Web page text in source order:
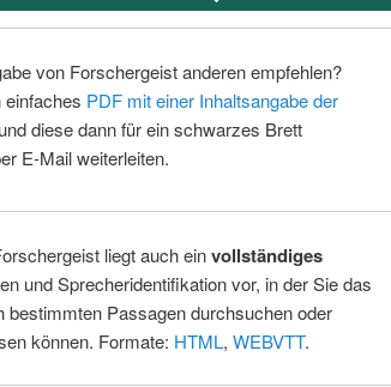
von Forschergeist anderen empfehlen?
einfaches PDF mit einer Inhaltsangabe der
diese dann für ein schwarzes Brett
E-Mail weiterleiten.
liegt auch einvollständiges
und Sprecheridentifikation vor, in der Sie das
bestimmten Passagen durchsuchen oder
können. Formate: HTML, WEBVTT.